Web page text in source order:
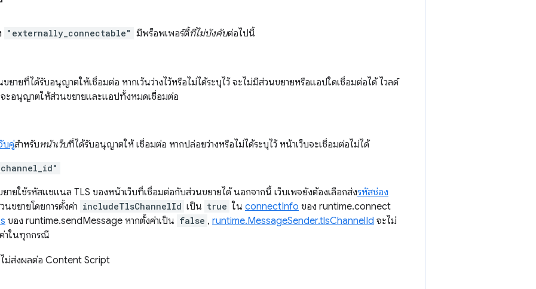
"externally_connectable" มีพร็อพเพอร์ตี้ที่ไม่บังคับต่อไปนี้
ยายที่ได้รับอนุญาตให้เชื่อมต่อ หากเว้นว่างไว้หรือไม่ได้ระบุไว้ จะไม่มีส่วนขยายหรือแอปใดเชื่อมต่อได้ ไวลด์
จะอนุญาตให้ส่วนขยายและแอปทั้งหมดเชื่อมต่อ
บคู่สำหรับหน้าเว็บที่ได้รับอนุญาตให้ เชื่อมต่อ หากปล่อยว่างหรือไม่ได้ระบุไว้ หน้าเว็บจะเชื่อมต่อไม่ได้
ายใช้รหัสแชแนล TLS ของหน้าเว็บที่เชื่อมต่อกับส่วนขยายได้ นอกจากนี้ เว็บเพจยังต้องเลือกส่งรหัสช่อง
นขยายโดยการตั้งค่า includeTlsChannelId เป็น true ใน connectInfo ของ runtime.connect
ของ runtime.sendMessage หากตั้งค่าเป็น false , runtime.MessageSender.tlsChannelId จะไม่
ค่าในทุกกรณี
ไม่ส่งผลต่อ Content Script